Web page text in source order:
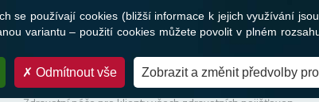
Novinky a média Nabídka práce Kontakty
PARTNER VAŠEHO ZDRAVÍ
se používají cookies (bližší informace k jejich využívání
variantu – použití cookies můžete povolit v plném
Odmítnout vše Zobrazit a změnit předvolby